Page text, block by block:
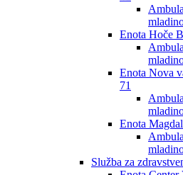
Enota Hoče
Enota Nova
71
Enota
Služba za